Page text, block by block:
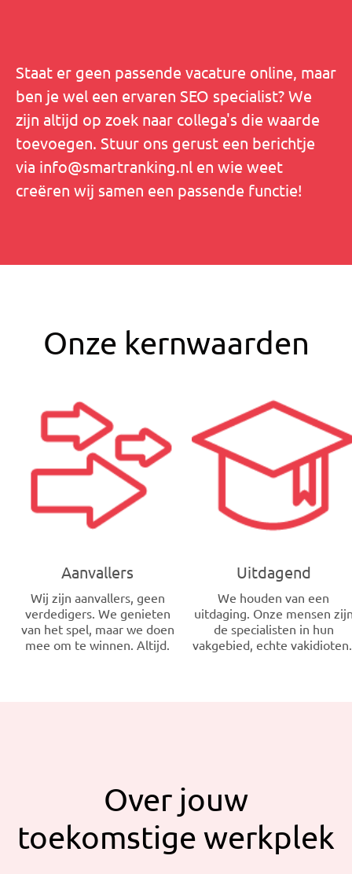
Staat er geen passende vacature online, maar
ben je wel een ervaren SEO specialist? We
zijn altijd op zoek naar collega's die waarde
toevoegen. Stuur ons gerust een berichtje
via info@smartranking.nl en wie weet
creëren wij samen een passende functie!
Onze kernwaarden
Aanvallers
Wij zijn aanvallers, geen
verdedigers. We genieten
van het spel, maar we doen
mee om te winnen. Altijd.
Uitdagend
We houden van een
uitdaging. Onze mensen
de specialisten in hun
vakgebied, echte
Over jouw
toekomstige werkplek